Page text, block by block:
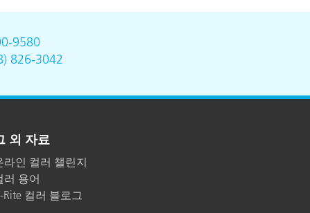
9580
826-3042
외 자료
라인 컬러 챌린지
러 용어
Rite 컬러 블로그